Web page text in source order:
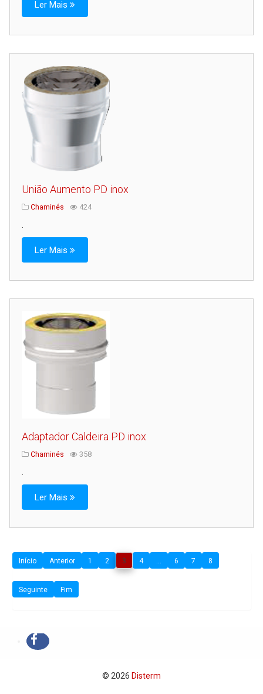
Ler Mais
União Aumento PD inox
Chaminés 424
Ler Mais
Adaptador Caldeira PD inox
Chaminés 358
Ler Mais
Início Anterior 1 2 3 4 ... 6 7 8
Seguinte Fim
© 2026 Disterm